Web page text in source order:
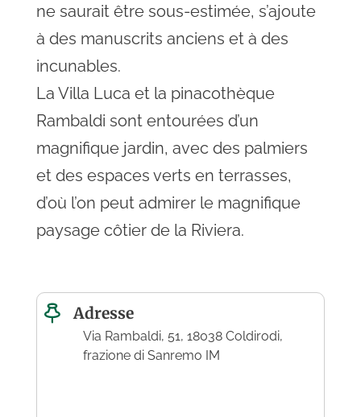
ne saurait être sous-estimée, s’ajoute
à des manuscrits anciens et à des
incunables.
La Villa Luca et la pinacothèque
Rambaldi sont entourées d’un
magnifique jardin, avec des palmiers
et des espaces verts en terrasses,
d’où l’on peut admirer le magnifique
paysage côtier de la Riviera.
Adresse
Via Rambaldi, 51, 18038 Coldirodi,
frazione di Sanremo IM